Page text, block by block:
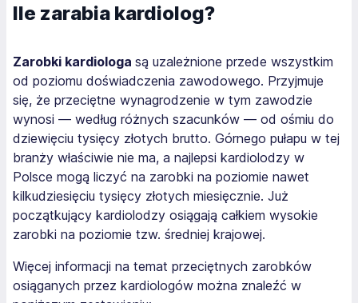
Ile zarabia kardiolog?
Zarobki kardiologa są uzależnione przede wszystkim
od poziomu doświadczenia zawodowego. Przyjmuje
się, że przeciętne wynagrodzenie w tym zawodzie
wynosi — według różnych szacunków — od ośmiu do
dziewięciu tysięcy złotych brutto. Górnego pułapu w tej
branży właściwie nie ma, a najlepsi kardiolodzy w
Polsce mogą liczyć na zarobki na poziomie nawet
kilkudziesięciu tysięcy złotych miesięcznie. Już
początkujący kardiolodzy osiągają całkiem wysokie
zarobki na poziomie tzw. średniej krajowej.
Więcej informacji na temat przeciętnych zarobków
osiąganych przez kardiologów można znaleźć w